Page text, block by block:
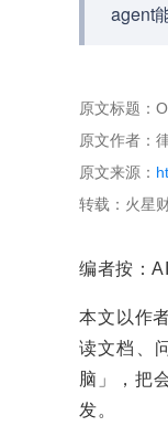
agent
原文标题：
原文作者：
原文来源：
转载：火星
编者按：
本文以作
读文档、
脑」，把
发。